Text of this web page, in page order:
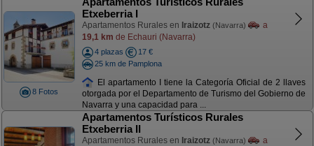
8 Fotos
Etxeberria I
Apartamentos Rurales en Iraizotz (Navarra)
a
19,1 km de Echauri (Navarra)
4 plazas
17 €
25 km de Pamplona
El apartamento I tiene la Categoría Oficial de 2 llaves
otorgada por el Departamento de Turismo del Gobierno de
Navarra y una capacidad para ...
Apartamentos Turísticos Rurales
Etxeberria II
Apartamentos Rurales en Iraizotz (Navarra)
a